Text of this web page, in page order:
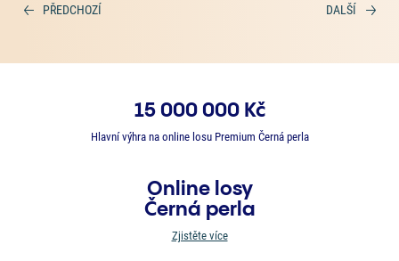
PŘEDCHOZÍ DALŠÍ
15 000 000 Kč
Hlavní výhra na online losu Premium Černá perla
Online losy
Černá perla
Zjistěte více